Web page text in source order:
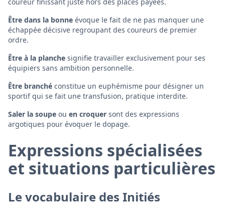
Être dans la bonne évoque le fait de ne pas manquer une
échappée décisive regroupant des coureurs de premier
ordre.
Être à la planche signifie travailler exclusivement pour ses
équipiers sans ambition personnelle.
Être branché constitue un euphémisme pour désigner un
sportif qui se fait une transfusion, pratique interdite.
Saler la soupe ou en croquer sont des expressions
argotiques pour évoquer le dopage.
Expressions spécialisées
et situations particulières
Le vocabulaire des Initiés